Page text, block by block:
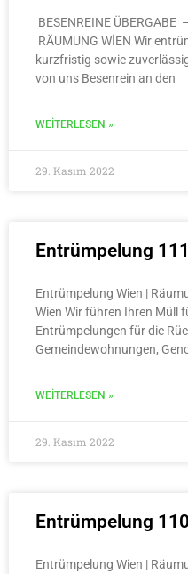
BESENREINE ÜBERGABE
RÄUMUNG WİEN Wir
kurzfristig sowie
von uns Besenrein an den
WEITERLESEN »
29. Kasım 2022
Entrümpelung
Entrümpelung Wien |
Wien Wir führen Ihren Müll
Entrümpelungen für die
Gemeindewohnungen,
WEITERLESEN »
29. Kasım 2022
Entrümpelung
Entrümpelung Wien |